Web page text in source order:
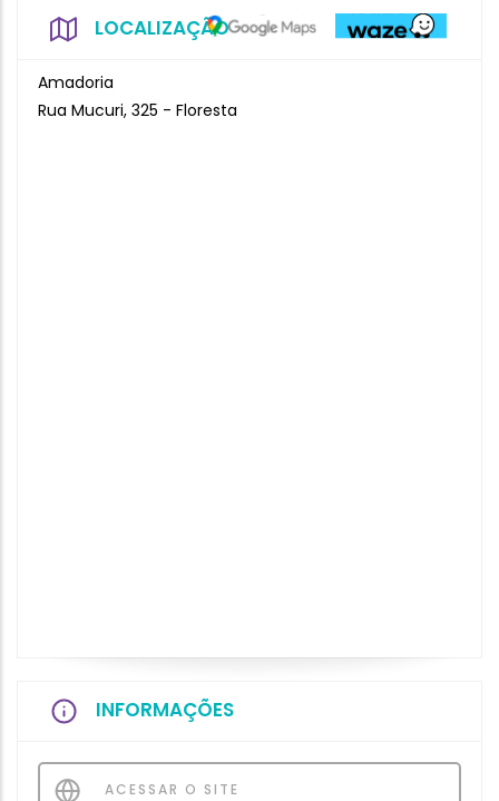
LOCALIZAÇÃO
Amadoria
Rua Mucuri, 325 - Floresta
INFORMAÇÕES
ACESSAR O SITE